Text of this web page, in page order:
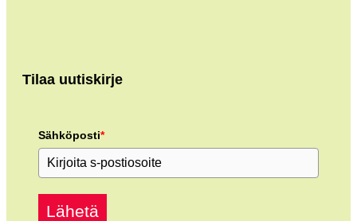
Tilaa uutiskirje
Sähköposti*
Lähetä